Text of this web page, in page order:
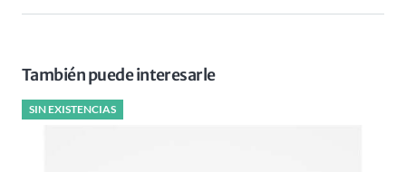
También puede interesarle
SIN EXISTENCIAS